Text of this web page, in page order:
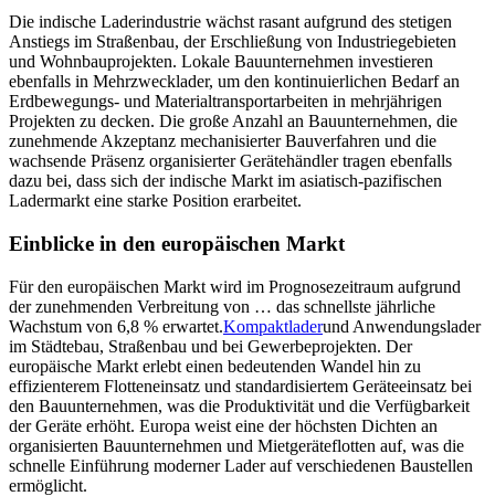
Die indische Laderindustrie wächst rasant aufgrund des stetigen
Anstiegs im Straßenbau, der Erschließung von Industriegebieten
und Wohnbauprojekten. Lokale Bauunternehmen investieren
ebenfalls in Mehrzwecklader, um den kontinuierlichen Bedarf an
Erdbewegungs- und Materialtransportarbeiten in mehrjährigen
Projekten zu decken. Die große Anzahl an Bauunternehmen, die
zunehmende Akzeptanz mechanisierter Bauverfahren und die
wachsende Präsenz organisierter Gerätehändler tragen ebenfalls
dazu bei, dass sich der indische Markt im asiatisch-pazifischen
Ladermarkt eine starke Position erarbeitet.
Einblicke in den europäischen Markt
Für den europäischen Markt wird im Prognosezeitraum aufgrund
der zunehmenden Verbreitung von … das schnellste jährliche
Wachstum von 6,8 % erwartet.Kompaktladerund Anwendungslader
im Städtebau, Straßenbau und bei Gewerbeprojekten. Der
europäische Markt erlebt einen bedeutenden Wandel hin zu
effizienterem Flotteneinsatz und standardisiertem Geräteeinsatz bei
den Bauunternehmen, was die Produktivität und die Verfügbarkeit
der Geräte erhöht. Europa weist eine der höchsten Dichten an
organisierten Bauunternehmen und Mietgeräteflotten auf, was die
schnelle Einführung moderner Lader auf verschiedenen Baustellen
ermöglicht.